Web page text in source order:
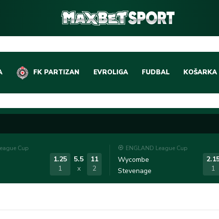
FK PARTIZAN EVROLIGA FUDBAL
DOMAĆI FUDBAL
LIGE PETICE
OSTALE LIGE
KOŠARKA
EVROLIGA
ABA LIGA
Cup
1.25
1
5.5
x
11
2
ENGLAND League Cup
Wycombe
Stevenage
1